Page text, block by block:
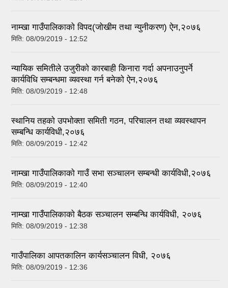
नाम्खा गाउँपालिकाकाे विपद(जाेखीम तथा न्युनीकरण) ऐन,२०७६
मिति: 08/09/2019 - 12:52
न्यायिक समितीले उजुरीकाे कारबाही किनारा गर्दा अपनाउनुपर्ने
कार्यविधि सम्बन्धमा व्यवस्था गर्न बनेकाे ऐन,२०७६
मिति: 08/09/2019 - 12:48
स्थानिय तहकाे उपभाेक्ता समिती गठन, परिचालन तथा व्यवस्थापन
सम्बन्धि कार्यविधी,२०७६
मिति: 08/09/2019 - 12:42
नाम्खा गाउँपालिकाकाे गाउँ सभा सञ्चालन सम्बन्धी कार्यविधी,२०७६
मिति: 08/09/2019 - 12:40
नाम्खा गाउँपालिकाकाे बैठक सञ्चालन सम्बन्धि कार्यविधी, २०७६
मिति: 08/09/2019 - 12:38
गाउँपालिका आपतकालिन कार्यसञ्चालन विधी, २०७६
मिति: 08/09/2019 - 12:36